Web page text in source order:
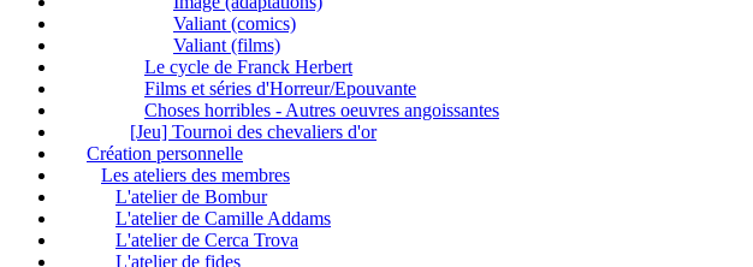
Valiant (comics)
Valiant (films)
Le cycle de Franck Herbert
Films et séries d'Horreur/Epouvante
Choses horribles - Autres oeuvres angoissantes
[Jeu] Tournoi des chevaliers d'or
Création personnelle
Les ateliers des membres
L'atelier de Bombur
L'atelier de Camille Addams
L'atelier de Cerca Trova
L'atelier de fides